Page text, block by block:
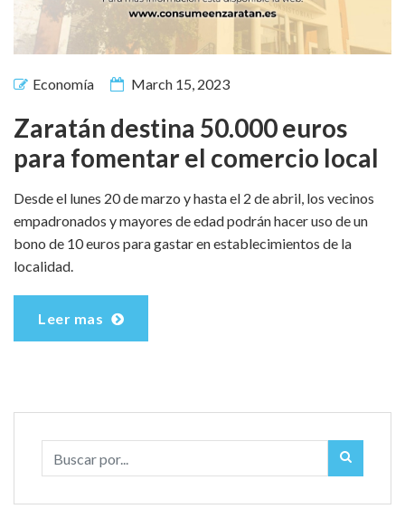
Economía March 15, 2023
Zaratán destina 50.000 euros
para fomentar el comercio local
Desde el lunes 20 de marzo y hasta el 2 de abril, los vecinos
empadronados y mayores de edad podrán hacer uso de un
bono de 10 euros para gastar en establecimientos de la
localidad.
Leer mas